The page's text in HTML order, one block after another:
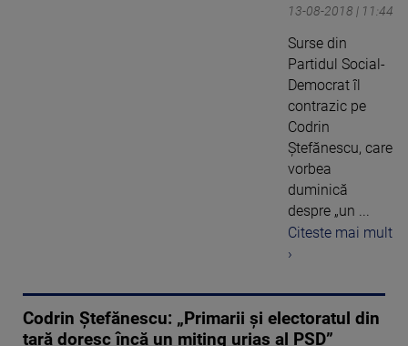
13-08-2018 | 11:44
Surse din
Partidul Social-
Democrat îl
contrazic pe
Codrin
Ştefănescu, care
vorbea
duminică
despre „un ...
Citeste mai mult
›
Codrin Ștefănescu: „Primarii și electoratul din
țară doresc încă un miting uriaş al PSD”